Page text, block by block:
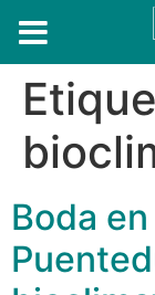
Boda